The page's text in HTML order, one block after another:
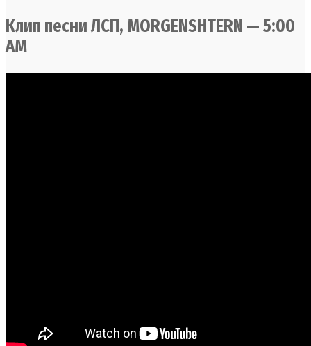
Клип песни ЛСП, MORGENSHTERN — 5:00
AM